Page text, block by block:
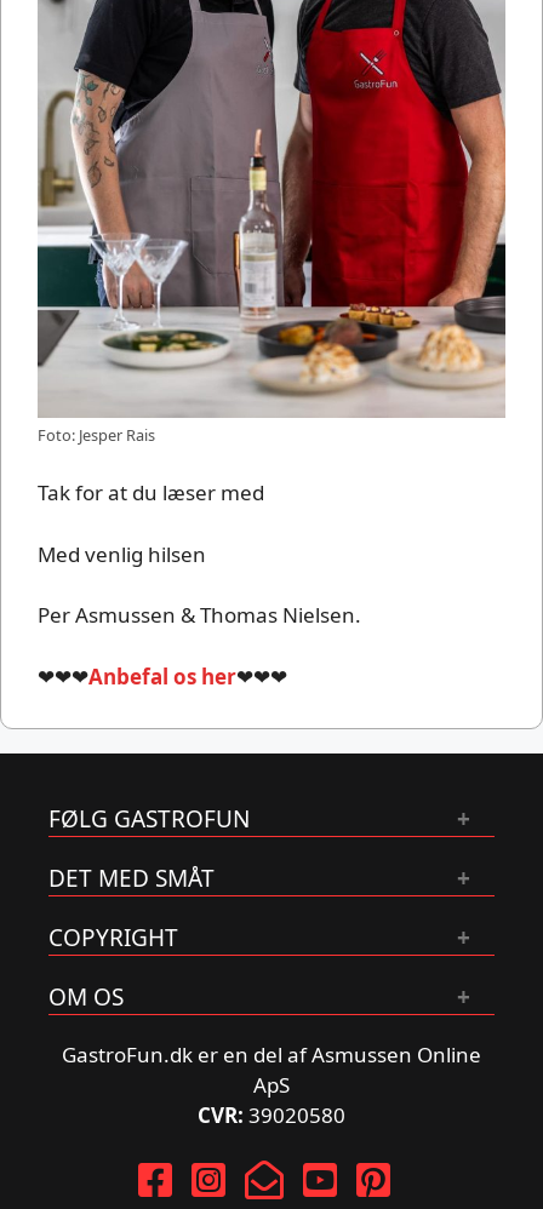
Foto: Jesper Rais
Tak for at du læser med
Med venlig hilsen
Per Asmussen & Thomas Nielsen.
❤❤❤Anbefal os her❤❤❤
FØLG GASTROFUN
DET MED SMÅT
COPYRIGHT
OM OS
GastroFun.dk er en del af Asmussen Online
ApS
CVR: 39020580